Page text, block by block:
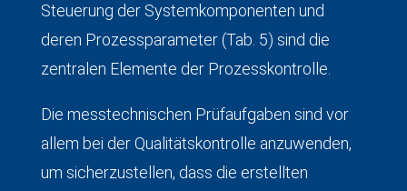
Steuerung der Systemkomponenten und
deren Prozessparameter (Tab. 5) sind die
zentralen Elemente der Prozesskontrolle.
Die messtechnischen Prüfaufgaben sind vor
allem bei der Qualitätskontrolle anzuwenden,
um sicherzustellen, dass die erstellten